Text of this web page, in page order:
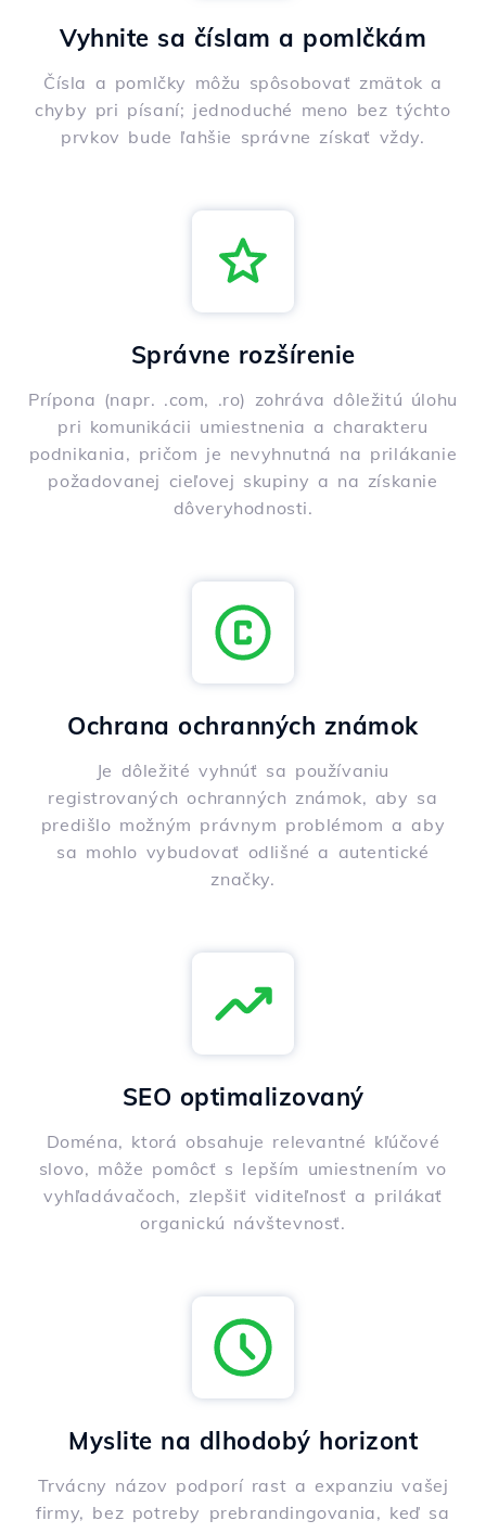
Vyhnite sa číslam a pomlčkám
Čísla a pomlčky môžu spôsobovať zmätok a
chyby pri písaní; jednoduché meno bez týchto
prvkov bude ľahšie správne získať vždy.
Správne rozšírenie
Prípona (napr. .com, .ro) zohráva dôležitú úlohu
pri komunikácii umiestnenia a charakteru
podnikania, pričom je nevyhnutná na prilákanie
požadovanej cieľovej skupiny a na získanie
dôveryhodnosti.
Ochrana ochranných známok
Je dôležité vyhnúť sa používaniu
registrovaných ochranných známok, aby sa
predišlo možným právnym problémom a aby
sa mohlo vybudovať odlišné a autentické
značky.
SEO optimalizovaný
Doména, ktorá obsahuje relevantné kľúčové
slovo, môže pomôcť s lepším umiestnením vo
vyhľadávačoch, zlepšiť viditeľnosť a prilákať
organickú návštevnosť.
Myslite na dlhodobý horizont
Trvácny názov podporí rast a expanziu vašej
firmy, bez potreby prebrandingovania, keď sa